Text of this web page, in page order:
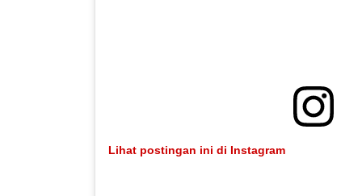
Lihat postingan ini di Instagram